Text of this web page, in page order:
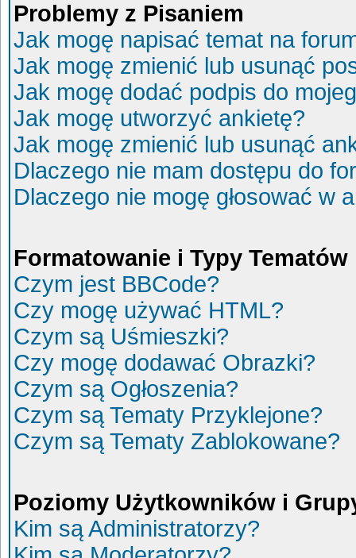
Problemy z Pisaniem
Jak mogę napisać temat na
Jak mogę zmienić lub usunąć
Jak mogę dodać podpis do
Jak mogę utworzyć ankietę?
Jak mogę zmienić lub usunąć
Dlaczego nie mam dostępu do
Dlaczego nie mogę głosować w
Formatowanie i Typy Tematów
Czym jest BBCode?
Czy mogę używać HTML?
Czym są Uśmieszki?
Czy mogę dodawać Obrazki?
Czym są Ogłoszenia?
Czym są Tematy Przyklejone?
Czym są Tematy Zablokowane?
Poziomy Użytkowników i
Kim są Administratorzy?